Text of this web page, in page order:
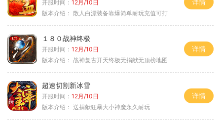
开服时间： 12月/10日
版本介绍： 散人白漂装备靠爆简单耐玩充值可打
１８０战神终极
开服时间： 12月/10日
版本介绍： 战神复古开天终极无捐献无顶榜地图
详情
超速切割新冰雪
开服时间： 12月/10日
版本介绍： 送捐献狂暴大小神魔永久耐玩
详情